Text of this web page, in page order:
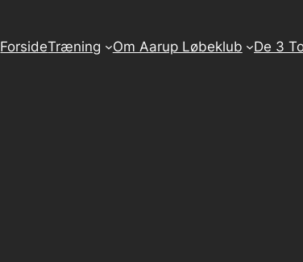
ForsideTræning Om Aarup Løbeklub De 3